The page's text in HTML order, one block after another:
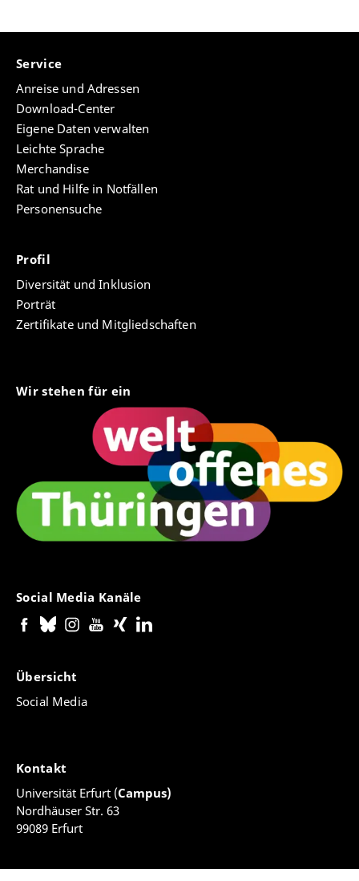
Service
Anreise und Adressen
Download-Center
Eigene Daten verwalten
Leichte Sprache
Merchandise
Rat und Hilfe in Notfällen
Personensuche
Profil
Diversität und Inklusion
Porträt
Zertifikate und Mitgliedschaften
Wir stehen für ein
Social Media Kanäle
Übersicht
Social Media
Kontakt
Universität Erfurt (Campus)
Nordhäuser Str. 63
99089 Erfurt